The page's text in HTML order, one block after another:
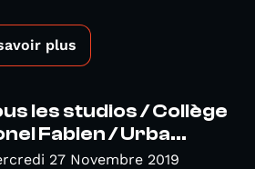
plus
les studios / Collège
Fabien / Urba...
27 Novembre 2019